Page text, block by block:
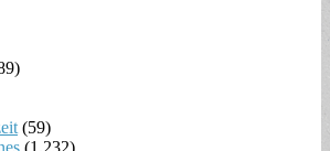
(59)
(1.232)